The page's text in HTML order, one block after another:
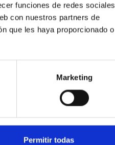
funciones de redes sociales
con nuestros partners de
que les haya proporcionado o
Marketing
Permitir todas